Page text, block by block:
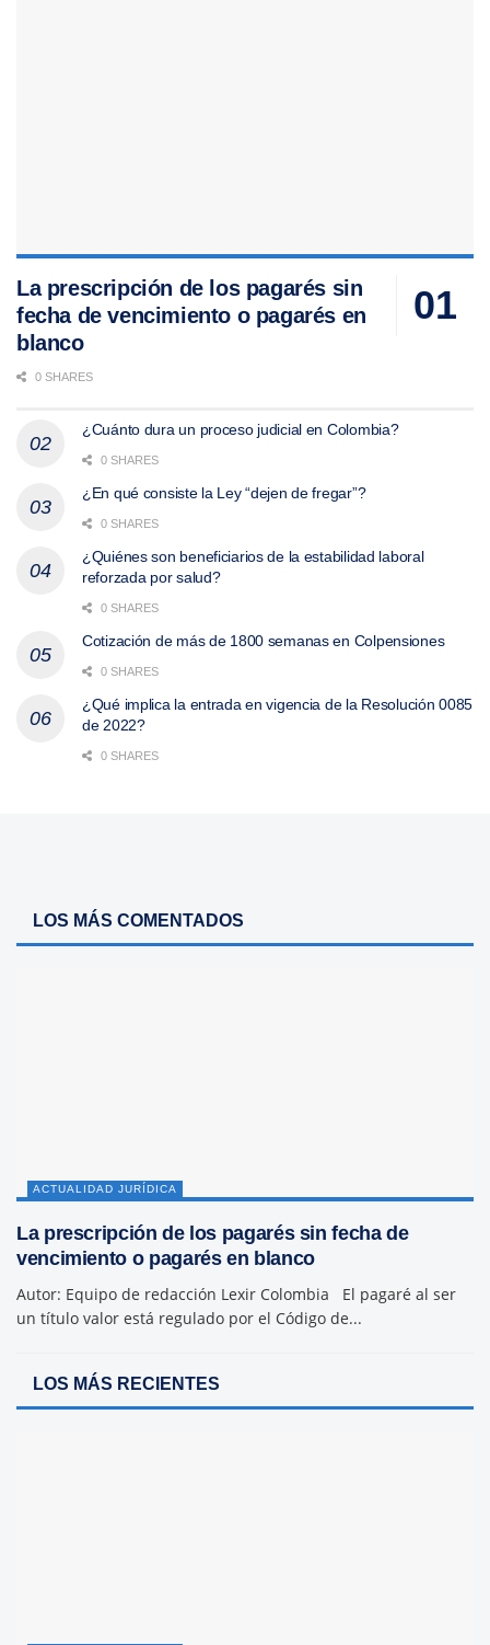
La prescripción de los pagarés sin
fecha de vencimiento o pagarés en
blanco
0 SHARES
¿Cuánto dura un proceso judicial en Colombia?
0 SHARES
¿En qué consiste la Ley “dejen de fregar”?
0 SHARES
¿Quiénes son beneficiarios de la estabilidad laboral
reforzada por salud?
0 SHARES
Cotización de más de 1800 semanas en Colpensiones
0 SHARES
¿Qué implica la entrada en vigencia de la Resolución 0085
de 2022?
0 SHARES
LOS MÁS COMENTADOS
ACTUALIDAD JURÍDICA
La prescripción de los pagarés sin fecha de
vencimiento o pagarés en blanco
Autor: Equipo de redacción Lexir Colombia El pagaré al ser
un título valor está regulado por el Código de...
LOS MÁS RECIENTES